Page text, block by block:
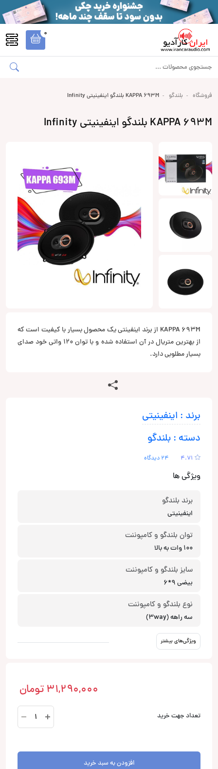
0
فروشگاه بلندگو KAPPA 693M بلندگو اینفینیتی Infinity
KAPPA 693M بلندگو اینفینیتی Infinity
KAPPA 693M از برند اینفینتی یک محصول بسیار با کیفیت است که
از بهترین متریال در آن استفاده شده و با توان 120 واتی خود صدای
بسیار مطلوبی دارد.
برند : اینفینیتی
دسته : بلندگو
4.71 24 دیدگاه
ویژگی ها
برند بلندگو
اینفینیتی
توان بلندگو و کامپوننت
100 وات به بالا
سایز بلندگو و کامپوننت
بیضی 9*6
نوع بلندگو و کامپوننت
سه راهه (3way)
ویژگی‌های بیشتر
31,290,000 تومان
تعداد جهت خرید
KAPPA
693M
افزودن به سبد خرید